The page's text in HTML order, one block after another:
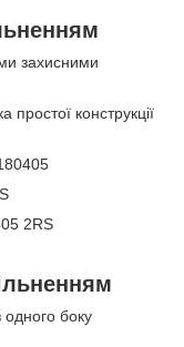
захисними
конструкції
2RS
одного боку